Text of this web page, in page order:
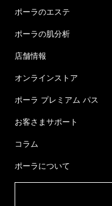
ポーラのエステ
ポーラの肌分析
店舗情報
オンラインストア
ポーラ プレミアム パス
お客さまサポート
コラム
ポーラについて